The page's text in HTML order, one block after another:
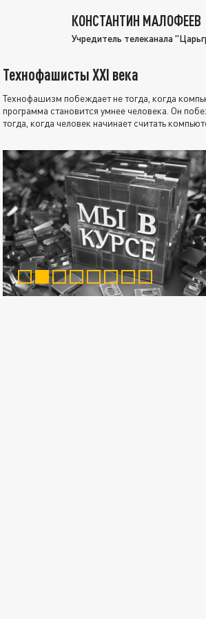
КОНСТАНТИН МАЛОФЕЕВ
Учредитель телеканала
Технофашисты XXI века
Технофашизм побеждает не тогда, когда
программа становится умнее человека. Он
тогда, когда человек начинает считать